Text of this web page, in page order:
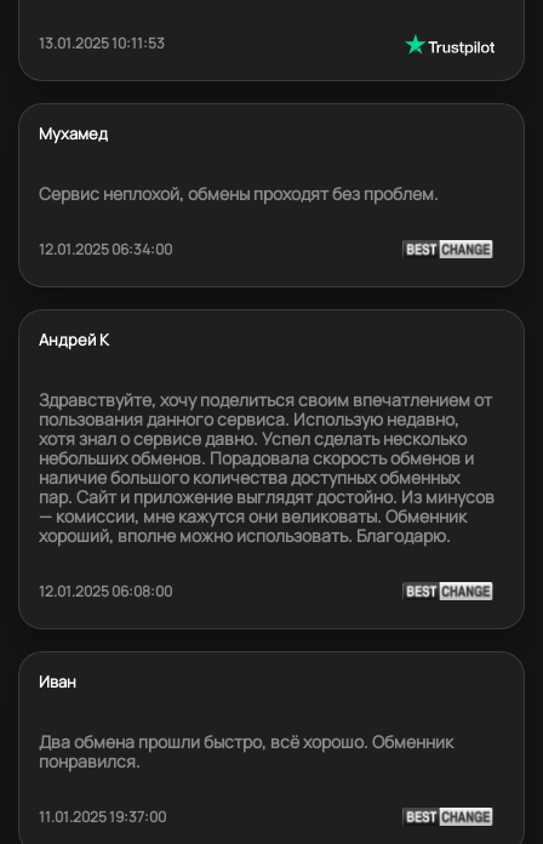
13.01.2025 10:11:53
Мухамед
Сервис неплохой, обмены проходят без проблем.
12.01.2025 06:34:00
Андрей К
Здравствуйте, хочу поделиться своим впечатлением от
пользования данного сервиса. Использую недавно,
хотя знал о сервисе давно. Успел сделать несколько
небольших обменов. Порадовала скорость обменов и
наличие большого количества доступных обменных
пар. Сайт и приложение выглядят достойно. Из минусов
— комиссии, мне кажутся они великоваты. Обменник
хороший, вполне можно использовать. Благодарю.
12.01.2025 06:08:00
Иван
Два обмена прошли быстро, всё хорошо. Обменник
понравился.
11.01.2025 19:37:00